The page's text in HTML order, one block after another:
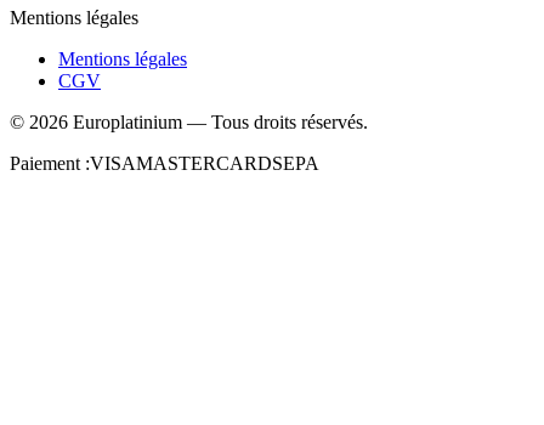
Mentions légales
Mentions légales
CGV
© 2026 Europlatinium — Tous droits réservés.
Paiement :VISAMASTERCARDSEPA